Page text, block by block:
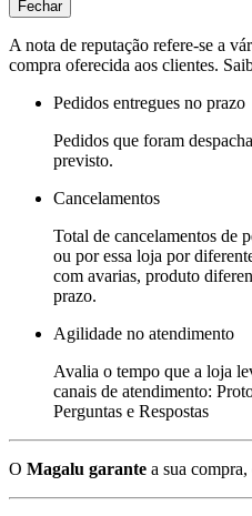
Fechar
A nota de reputação refere-se a
compra oferecida aos clientes.
Pedidos entregues no prazo
Pedidos que foram
previsto.
Cancelamentos
Total de cancelamentos de
ou por essa loja por
com avarias, produto
prazo.
Agilidade no atendimento
Avalia o tempo que a loja
canais de atendimento:
Perguntas e Respostas
O Magalu garante a sua